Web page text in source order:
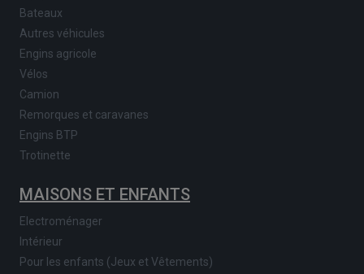
Bateaux
Autres véhicules
Engins agricole
Vélos
Camion
Remorques et caravanes
Engins BTP
Trotinette
MAISONS ET ENFANTS
Electroménager
Intérieur
Pour les enfants (Jeux et Vêtements)